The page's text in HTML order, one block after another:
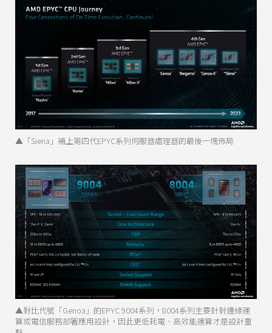
▲「Siena」補上第四代EPYC系列伺服器處理器的最後一塊佈局
▲對比代號「Genoa」的EPYC 9004系列，8004系列主要針對邊緣運
算或電信服務部署應用設計，因此更低耗電、高效能運算才是設計重